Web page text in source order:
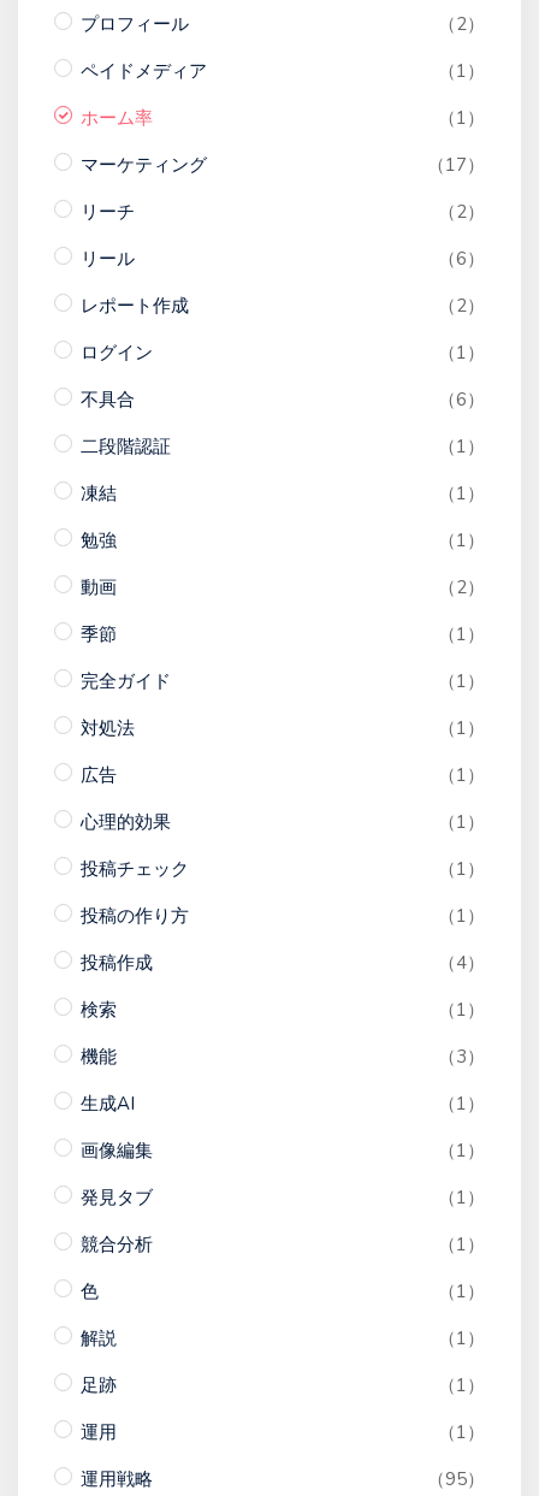
プロフィール
（2）
ペイドメディア
（1）
ホーム率
（1）
マーケティング
（17）
リーチ
（2）
リール
（6）
レポート作成
（2）
ログイン
（1）
不具合
（6）
二段階認証
（1）
凍結
（1）
勉強
（1）
動画
（2）
季節
（1）
完全ガイド
（1）
対処法
（1）
広告
（1）
心理的効果
（1）
投稿チェック
（1）
投稿の作り方
（1）
投稿作成
（4）
検索
（1）
機能
（3）
生成AI
（1）
画像編集
（1）
発見タブ
（1）
競合分析
（1）
色
（1）
解説
（1）
足跡
（1）
運用
（1）
運用戦略
（95）